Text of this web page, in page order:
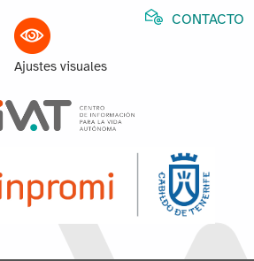
Ajustes visuales
CONTACTO